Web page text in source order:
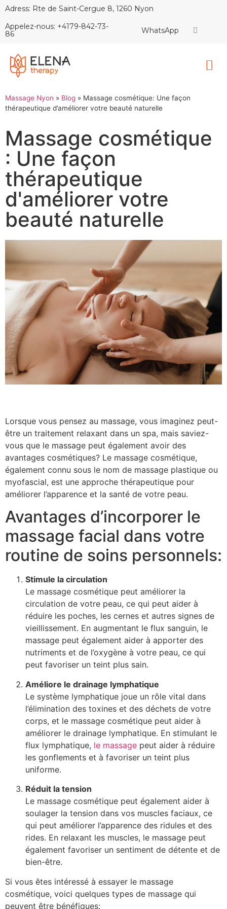
Adress: Rte de Saint-Cergue 8, 1260 Nyon
Appelez-nous: +4179-842-73-
86
WhatsApp
Massage Nyon » Blog » Massage cosmétique: Une façon
thérapeutique d’améliorer votre beauté naturelle
Massage cosmétique
: Une façon
thérapeutique
d'améliorer votre
beauté naturelle
Lorsque vous pensez au massage, vous imaginez peut-
être un traitement relaxant dans un spa, mais saviez-
vous que le massage peut également avoir des
avantages cosmétiques? Le massage cosmétique,
également connu sous le nom de massage plastique ou
myofascial, est une approche thérapeutique pour
améliorer l’apparence et la santé de votre peau.
Avantages d’incorporer le
massage facial dans votre
routine de soins personnels:
Stimule la circulation
Le massage cosmétique peut améliorer la
circulation de votre peau, ce qui peut aider à
réduire les poches, les cernes et autres signes de
vieillissement. En augmentant le flux sanguin, le
massage peut également aider à apporter des
nutriments et de l’oxygène à votre peau, ce qui
peut favoriser un teint plus sain.
Améliore le drainage lymphatique
Le système lymphatique joue un rôle vital dans
l’élimination des toxines et des déchets de votre
corps, et le massage cosmétique peut aider à
améliorer le drainage lymphatique. En stimulant le
flux lymphatique, le massage peut aider à réduire
les gonflements et à favoriser un teint plus
uniforme.
Réduit la tension
Le massage cosmétique peut également aider à
soulager la tension dans vos muscles faciaux, ce
qui peut améliorer l’apparence des ridules et des
rides. En relaxant les muscles, le massage peut
également favoriser un sentiment de détente et de
bien-être.
Si vous êtes intéressé à essayer le massage
cosmétique, voici quelques types de massage qui
peuvent être bénéfiques: